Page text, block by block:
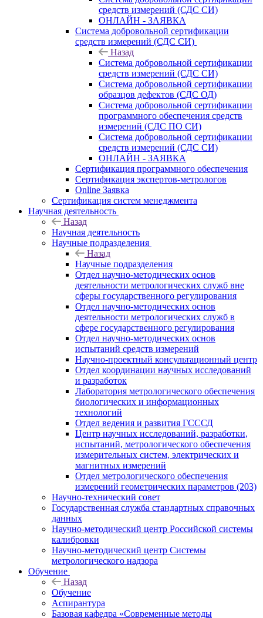
средств измерений (СДС СИ)
ОНЛАЙН - ЗАЯВКА
Система добровольной сертификации
средств измерений (СДС СИ)
Назад
Система добровольной сертификации
средств измерений (СДС СИ)
Система добровольной сертификации
образцов дефектов (СДС ОД)
Система добровольной сертификации
программного обеспечения средств
измерений (СДС ПО СИ)
Система добровольной сертификации
средств измерений (СДС СИ)
ОНЛАЙН - ЗАЯВКА
Сертификация программного обеспечения
Сертификация экспертов-метрологов
Online Заявка
Сертификация систем менеджмента
Научная деятельность
Назад
Научная деятельность
Научные подразделения
Назад
Научные подразделения
Отдел научно-методических основ
деятельности метрологических служб вне
сферы государственного регулирования
Отдел научно-методических основ
деятельности метрологических служб в
сфере государственного регулирования
Отдел научно-методических основ
испытаний средств измерений
Научно-проектный консультационный центр
Отдел координации научных исследований
и разработок
Лаборатория метрологического обеспечения
биологических и информационных
технологий
Отдел ведения и развития ГСССД
Центр научных исследований, разработки,
испытаний, метрологического обеспечения
измерительных систем, электрических и
магнитных измерений
Отдел метрологического обеспечения
измерений геометрических параметров (203)
Научно-технический совет
Государственная служба стандартных справочных
данных
Научно-методический центр Российской системы
калибровки
Научно-методический центр Системы
метрологического надзора
Обучение
Назад
Обучение
Аспирантура
Базовая кафедра «Современные методы